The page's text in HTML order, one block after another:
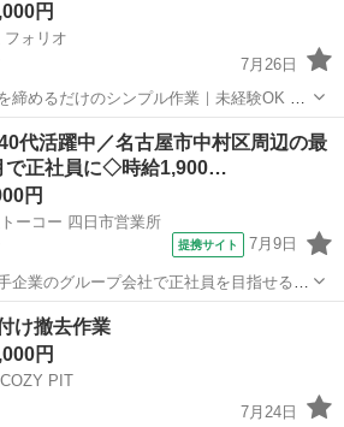
円
フォリオ
7月26日
めるだけのシンプル作業｜未経験OK ✅
✅ 日給18,000円〜 ＿＿＿＿＿＿＿
の仕事、どんな人に向いてる？」...
他
代活躍中／名古屋市中村区周辺の最
で正社員に◇時給1,900…
円
ーコー 四日市営業所
提携サイト 7月9日
企業のグループ会社で正社員を目指せるお
品の管理 起業、修繕などの検討・見積など
他
け撤去作業
円
PIT
7月24日